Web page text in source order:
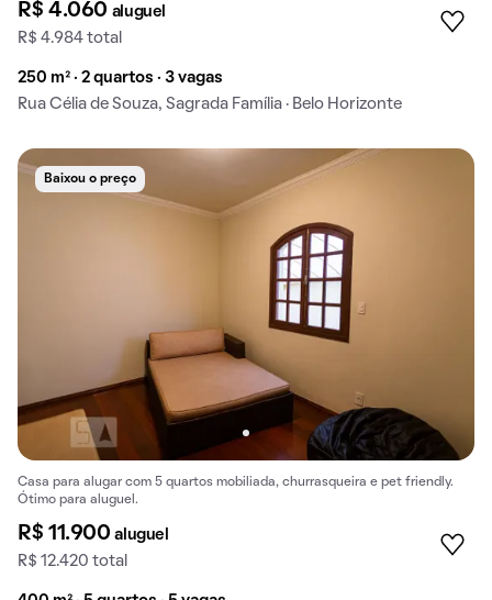
R$ 4.060 aluguel
R$ 4.984 total
250 m² · 2 quartos · 3 vagas
Rua Célia de Souza, Sagrada Família · Belo Horizonte
Baixou o preço
Casa para alugar com 5 quartos mobiliada, churrasqueira e pet friendly.
Ótimo para aluguel.
R$ 11.900aluguel
R$ 12.420 total